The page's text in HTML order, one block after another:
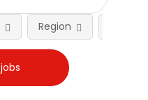
Region